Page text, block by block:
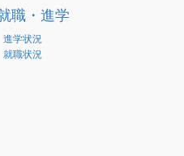
職・進学
進学状況
就職状況